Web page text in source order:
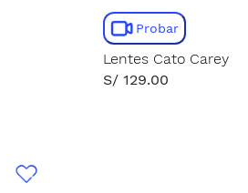
Probar
Lentes Cato Carey
S/ 129.00